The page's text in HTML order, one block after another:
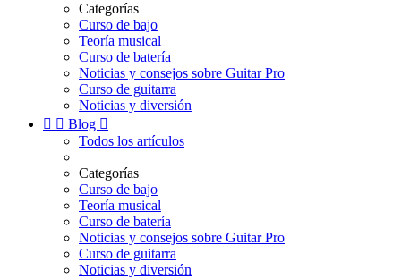
Categorías
Curso de bajo
Teoría musical
Curso de batería
Noticias y consejos sobre Guitar Pro
Curso de guitarra
Noticias y diversión
  Blog 
Todos los artículos
Categorías
Curso de bajo
Teoría musical
Curso de batería
Noticias y consejos sobre Guitar Pro
Curso de guitarra
Noticias y diversión